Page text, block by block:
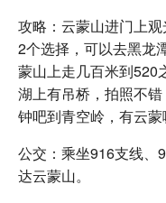
攻略：云蒙山进门上
2个选择，可以去黑龙
蒙山上走几百米到520
湖上有吊桥，拍照不
钟吧到青空岭，有云蒙
公交：乘坐916支线、
达云蒙山。